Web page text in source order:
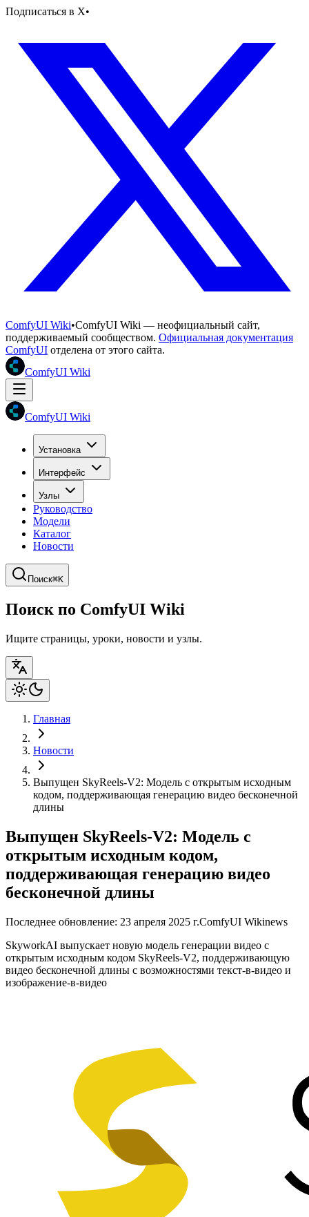
Подписаться в X•
ComfyUI Wiki•ComfyUI Wiki — неофициальный сайт,
поддерживаемый сообществом. Официальная документация
ComfyUI отделена от этого сайта.
ComfyUI Wiki
ComfyUI Wiki
Установка
Интерфейс
Узлы
Руководство
Модели
Каталог
Новости
Поиск⌘K
Поиск по ComfyUI Wiki
Ищите страницы, уроки, новости и узлы.
Главная
Новости
Выпущен SkyReels-V2: Модель с открытым исходным
кодом, поддерживающая генерацию видео бесконечной
длины
Выпущен SkyReels-V2: Модель с
открытым исходным кодом,
поддерживающая генерацию видео
бесконечной длины
Последнее обновление: 23 апреля 2025 г.ComfyUI Wikinews
SkyworkAI выпускает новую модель генерации видео с
открытым исходным кодом SkyReels-V2, поддерживающую
видео бесконечной длины с возможностями текст-в-видео и
изображение-в-видео